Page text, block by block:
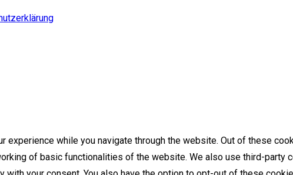
while you navigate through the website. Out of these
of basic functionalities of the website. We also use third-party